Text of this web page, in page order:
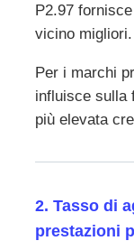
P2.97
vicino migliori.
Per i marchi
influisce sulla
più elevata
2. Tasso di
prestazioni